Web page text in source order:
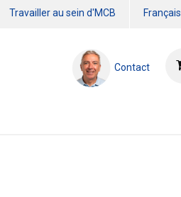
Travailler au sein d'MCB Français
Contact